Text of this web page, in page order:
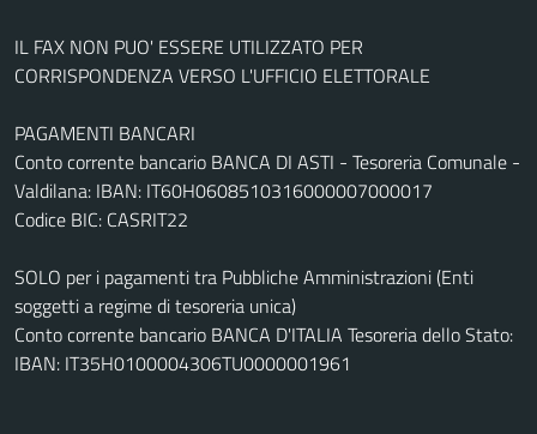
IL FAX NON PUO' ESSERE UTILIZZATO PER
CORRISPONDENZA VERSO L'UFFICIO ELETTORALE
PAGAMENTI BANCARI
Conto corrente bancario BANCA DI ASTI - Tesoreria Comunale -
Valdilana: IBAN: IT60H0608510316000007000017
Codice BIC: CASRIT22
SOLO per i pagamenti tra Pubbliche Amministrazioni (Enti
soggetti a regime di tesoreria unica)
Conto corrente bancario BANCA D'ITALIA Tesoreria dello Stato:
IBAN: IT35H0100004306TU0000001961